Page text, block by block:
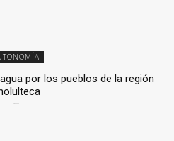
por los pueblos de la región